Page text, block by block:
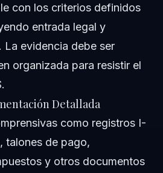
con los criterios definidos
entrada legal y
La evidencia debe ser
organizada para resistir el
Detallada
como registros I-
talones de pago,
y otros documentos